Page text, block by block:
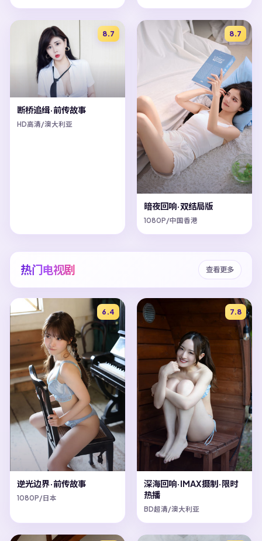
8.7
断桥追缉·前传故事
HD高清/澳大利亚
8.7
暗夜回响·双结局版
1080P/中国香港
热门电视剧 查看更多
6.4
逆光边界·前传故事
1080P/日本
7.8
深海回响·IMAX摄制·限时
热播
BD超清/澳大利亚